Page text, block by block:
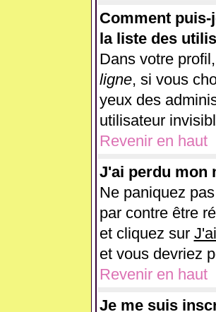
Comment
la liste des
Dans votre
ligne, si vous
yeux des
utilisateur
Revenir en haut
J'ai perdu mon
Ne paniquez
par contre être
et cliquez sur
et vous devriez
Revenir en haut
Je me suis